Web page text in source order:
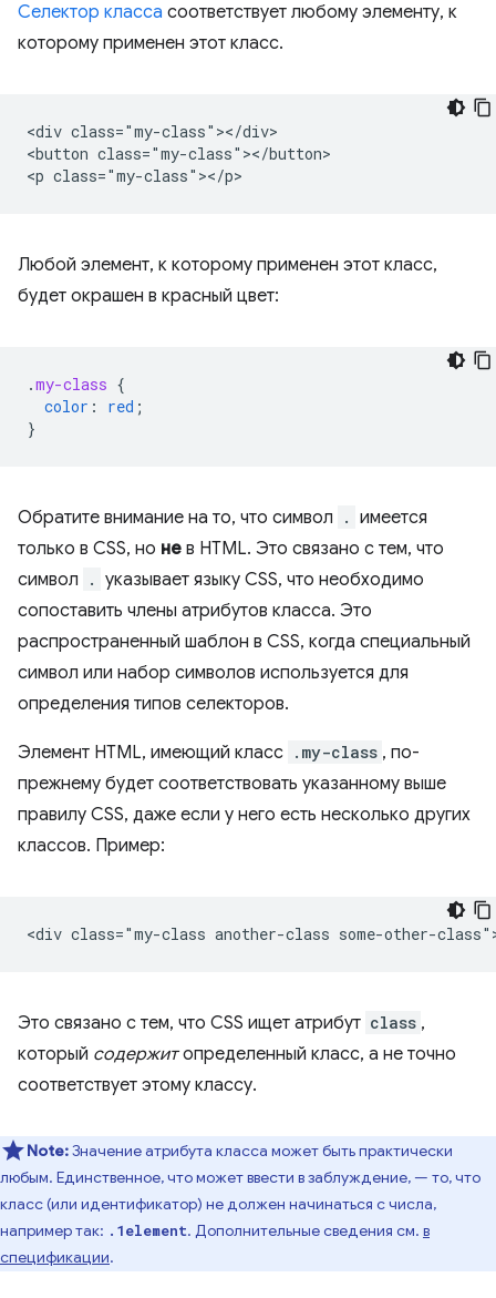
Селектор класса соответствует любому элементу, к
которому применен этот класс.
<div class="my-class"></div>
<button class="my-class"></button>
Любой элемент, к которому применен этот класс,
будет окрашен в красный цвет:
.my-class {
color : red ;
}
Обратите внимание на то, что символ . имеется
только в CSS, но не в HTML. Это связано с тем, что
символ
. указывает языку CSS, что необходимо
сопоставить члены атрибутов класса. Это
распространенный шаблон в CSS, когда специальный
символ или набор символов используется для
определения типов селекторов.
Элемент HTML, имеющий класс .my-class , по-
прежнему будет соответствовать указанному выше
правилу CSS, даже если у него есть несколько других
классов. Пример:
Это связано с тем, что CSS ищет атрибут class ,
который содержитопределенный класс, а не точно
соответствует этому классу.
Note:Значение атрибута класса может быть практически
любым. Единственное, что может ввести в заблуждение, — то, что
класс (или идентификатор) не должен начинаться с числа,
например так: .1element. Дополнительные сведения см. в
спецификации.